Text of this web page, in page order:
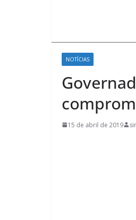
NOTÍCIAS
15 de abril de 2019